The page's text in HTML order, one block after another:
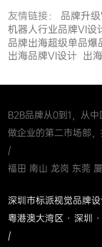
友情链接： 品牌升
机器人行业品牌VI设
品牌出海超级单品爆
出海品牌VI设计 出
B2B品牌从0到1，从
做企业的第二市场部
/
福田 南山 龙岗 东莞
深圳市标派视觉品牌
粤港澳大湾区 · 深圳
/